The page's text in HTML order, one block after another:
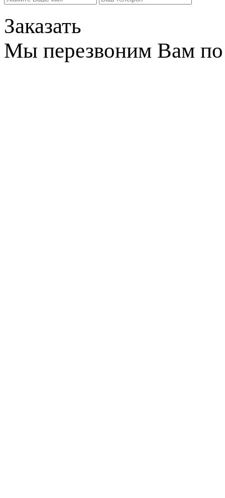
Заказать
Мы перезвоним Вам по